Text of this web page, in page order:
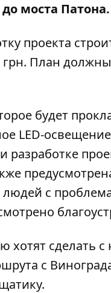
моста Патона.
проекта
План
будет
LED-
людей с
сделать с
с
.